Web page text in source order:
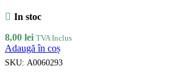
In stoc
8,00 lei TVA Inclus
Adaugă în coș
SKU: A0060293